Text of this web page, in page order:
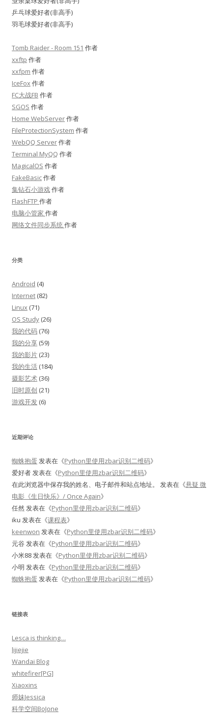
乒乓球爱好者(非高手)
羽毛球爱好者(非高手)
Tomb Raider - Room 151 作者
xxftp 作者
xxfpm 作者
IceFox作者
FC大战FB 作者
SGOS 作者
Home WebServer作者
FileProtectionSystem 作者
WebQQ Server作者
Terminal MyQQ 作者
MagicalOS 作者
FakeBasic作者
集钻石小游戏作者
FlashFTP 作者
电脑小管家 作者
网络文件同步系统作者
分类
Android (4)
Internet (82)
Linux (71)
OS Study (26)
我的代码 (76)
我的分享 (59)
我的影片 (23)
我的生活 (184)
摄影艺术 (36)
旧时原创 (21)
游戏开发 (6)
近期评论
蜘蛛抱蛋 发表在《Python里使用zbar识别二维码》
爱好者发表在《Python里使用zbar识别二维码》
在此浏览器中保存我的姓名、电子邮件和站点地址。
发表在《悬疑 微
电影《生日快乐》/ Once Again》
任然 发表在《Python里使用zbar识别二维码》
iku 发表在《课程表》
keenwon 发表在《Python里使用zbar识别二维码》
元谷发表在《Python里使用zbar识别二维码》
小米88发表在《Python里使用zbar识别二维码》
小明 发表在《Python里使用zbar识别二维码》
蜘蛛抱蛋 发表在《Python里使用zbar识别二维码》
链接表
Lesca is thinking…
lijiejie
Wandai Blog
whitefirer[PG]
Xiaoxins
师妹Jessica
科学空间BoJone